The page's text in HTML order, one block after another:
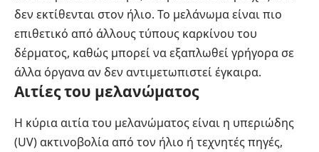
δεν εκτίθενται στον ήλιο. Το μελάνωμα είναι πιο
επιθετικό από άλλους τύπους καρκίνου του
δέρματος, καθώς μπορεί να εξαπλωθεί γρήγορα σε
άλλα όργανα αν δεν αντιμετωπιστεί έγκαιρα.
Αιτίες του μελανώματος
Η κύρια αιτία του μελανώματος είναι η υπεριώδης
(UV) ακτινοβολία από τον ήλιο ή τεχνητές πηγές,